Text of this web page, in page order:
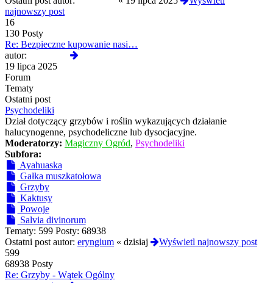
najnowszy post
16
130 Posty
Re: Bezpieczne kupowanie nasi…
autor:
19 lipca 2025
Forum
Tematy
Ostatni post
Psychodeliki
Dział dotyczący grzybów i roślin wykazujących działanie
halucynogenne, psychodeliczne lub dysocjacyjne.
Moderatorzy: Magiczny Ogród, Psychodeliki
Subfora:
Ayahuaska
Gałka muszkatołowa
Grzyby
Kaktusy
Powoje
Salvia divinorum
Tematy: 599 Posty: 68938
Ostatni post autor: eryngium « dzisiaj
Wyświetl najnowszy post
599
68938 Posty
Re: Grzyby - Wątek Ogólny